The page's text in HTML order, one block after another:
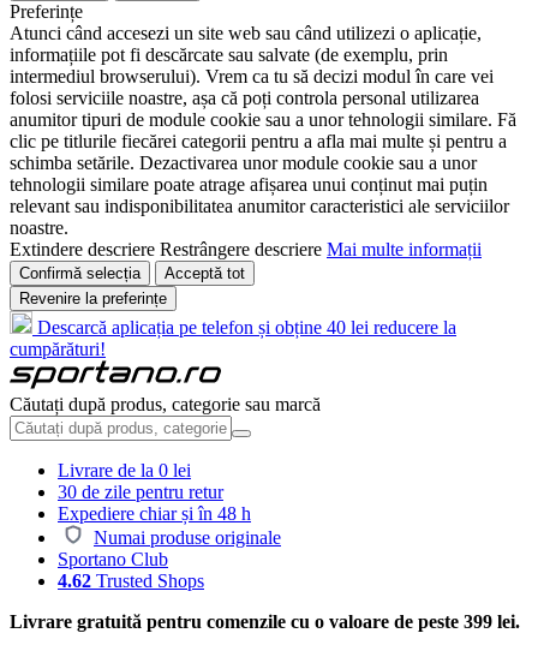
Preferințe
Atunci când accesezi un site web sau când utilizezi o aplicație,
informațiile pot fi descărcate sau salvate (de exemplu, prin
intermediul browserului). Vrem ca tu să decizi modul în care vei
folosi serviciile noastre, așa că poți controla personal utilizarea
anumitor tipuri de module cookie sau a unor tehnologii similare. Fă
clic pe titlurile fiecărei categorii pentru a afla mai multe și pentru a
schimba setările. Dezactivarea unor module cookie sau a unor
tehnologii similare poate atrage afișarea unui conținut mai puțin
relevant sau indisponibilitatea anumitor caracteristici ale serviciilor
noastre.
Extindere descriere Restrângere descriere Mai multe informații
Confirmă selecția
Acceptă tot
Revenire la preferințe
Descarcă aplicația pe telefon și obține 40 lei reducere la
cumpărături!
Căutați după produs, categorie sau marcă
Livrare de la 0 lei
30 de zile pentru retur
Expediere chiar și în 48 h
Numai produse originale
Sportano Club
4.62 Trusted Shops
Livrare gratuită pentru comenzile cu o valoare de peste 399 lei.